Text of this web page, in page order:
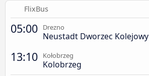
FlixBus
05:00 Drezno
Neustadt Dworzec Kolejowy
13:10 Kołobrzeg
Kolobrzeg